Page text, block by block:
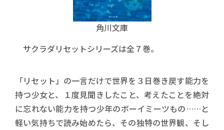
角川文庫
サクラダリセットシリーズは全７巻。
「リセット」の一言だけで世界を３日巻き戻す能力を
持つ少女と、１度見聞きしたこと、考えたことを絶対
に忘れない能力を持つ少年のボーイミーツもの……と
軽い気持ちで読み始めたら、その独特の世界観、そし